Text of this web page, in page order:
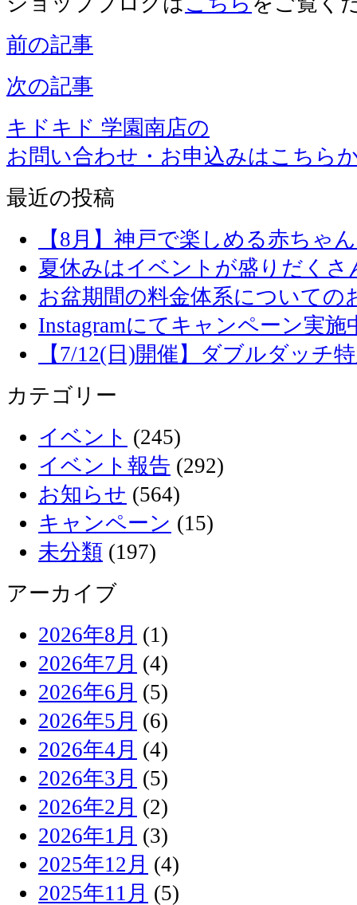
前の記事
次の記事
キドキド 学園南店の
お問い合わせ・お申込みはこちら
最近の投稿
【8月】神戸で楽しめる赤ちゃ
夏休みはイベントが盛りだくさ
お盆期間の料金体系についての
Instagramにてキャンペーン実施
【7/12(日)開催】ダブルダッチ
カテゴリー
イベント (245)
イベント報告 (292)
お知らせ (564)
キャンペーン (15)
未分類 (197)
アーカイブ
2026年8月 (1)
2026年7月 (4)
2026年6月 (5)
2026年5月 (6)
2026年4月 (4)
2026年3月 (5)
2026年2月 (2)
2026年1月 (3)
2025年12月 (4)
2025年11月 (5)